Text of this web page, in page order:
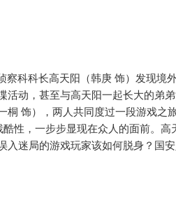
察科科长高天阳（韩庚 饰）发现境
活动，甚至与高天阳一起长大的弟
桐 饰），两人共同度过一段游戏之
酷性，一步步显现在众人的面前。
入迷局的游戏玩家该如何脱身？国